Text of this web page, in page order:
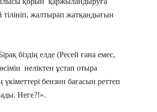
жалтырап жатқандығын
біздің елде (Ресей ғана емес,
неліктен ұстап отыра
бензин бағасын реттеп
Неге?!».